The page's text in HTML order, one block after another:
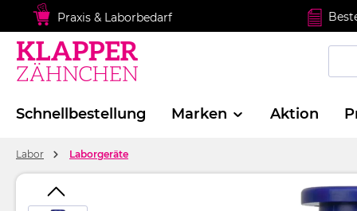
Zur Hauptnavigation springen
Praxis & Laborbedarf
Schnellbestellung Marken Aktion
Labor Laborgeräte
Bildergalerie überspringen